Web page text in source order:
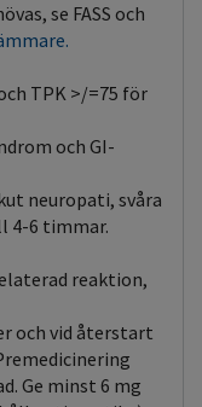
se FASS och
TPK >/=75 för
och GI-
neuropati, svåra
4-6 timmar.
reaktion,
och vid återstart
Ge minst 6 mg